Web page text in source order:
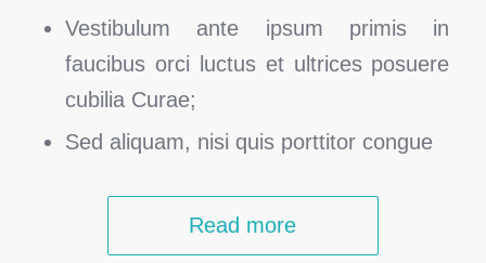
Vestibulum ante ipsum primis in
faucibus orci luctus et ultrices posuere
cubilia Curae;
Sed aliquam, nisi quis porttitor congue
Read more